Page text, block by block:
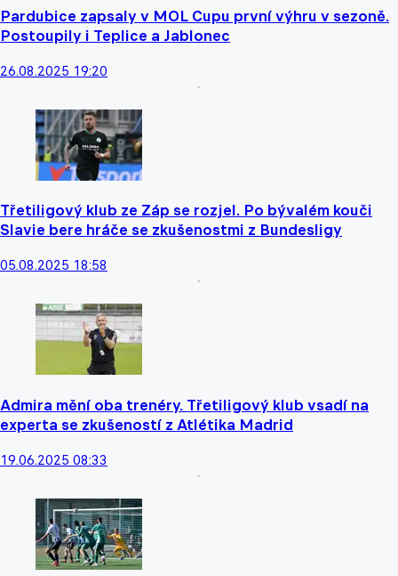
Pardubice zapsaly v MOL Cupu první výhru v sezoně.
Postoupily i Teplice a Jablonec
26.08.2025 19:20
Třetiligový klub ze Záp se rozjel. Po bývalém kouči
Slavie bere hráče se zkušenostmi z Bundesligy
05.08.2025 18:58
Admira mění oba trenéry. Třetiligový klub vsadí na
experta se zkušeností z Atlétika Madrid
19.06.2025 08:33